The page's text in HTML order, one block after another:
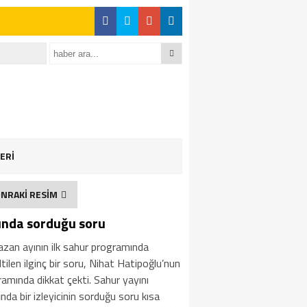
RESİM
sorduğu soru
ayının ilk sahur programında
ilginç bir soru, Nihat Hatipoğlu’nun
dikkat çekti. Sahur yayını
bir izleyicinin sorduğu soru kısa